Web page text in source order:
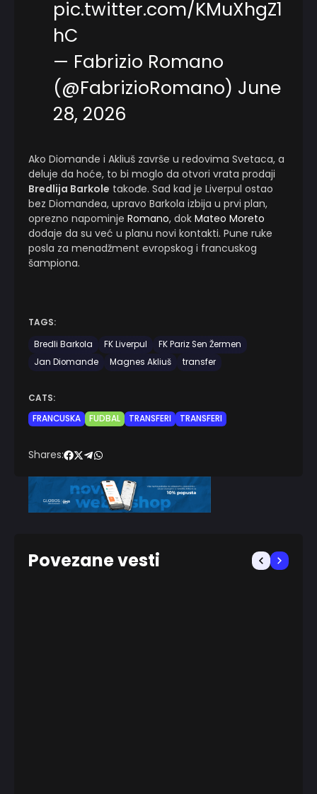
pic.twitter.com/KMuXhgZ1
hC
— Fabrizio Romano
(@FabrizioRomano) June
28, 2026
Ako Diomande i Akliuš završe u redovima Svetaca, a
deluje da hoće, to bi moglo da otvori vrata prodaji
Bredlija Barkole takođe. Sad kad je Liverpul ostao
bez Diomandea, upravo Barkola izbija u prvi plan,
oprezno napominje Romano, dok Mateo Moreto
dodaje da su već u planu novi kontakti. Pune ruke
posla za menadžment evropskog i francuskog
šampiona.
TAGS:
Bredli Barkola
FK Liverpul
FK Pariz Sen Žermen
Jan Diomande
Magnes Akliuš transfer
CATS:
FRANCUSKA
FUDBAL TRANSFERI TRANSFERI
Shares:
Povezane vesti